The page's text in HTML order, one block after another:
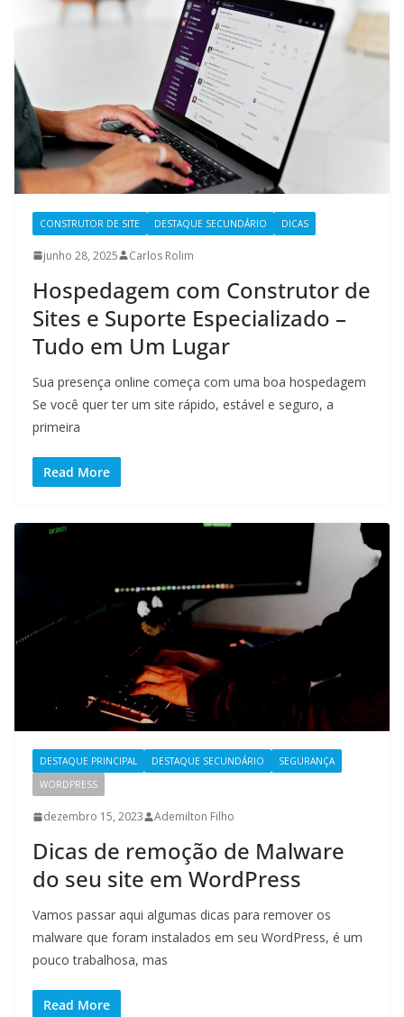
CONSTRUTOR DE SITE DESTAQUE SECUNDÁRIO DICAS
junho 28, 2025 Carlos Rolim
Hospedagem com Construtor de
Sites e Suporte Especializado –
Tudo em Um Lugar
Sua presença online começa com uma boa hospedagem
Se você quer ter um site rápido, estável e seguro, a
primeira
Read More
DESTAQUE PRINCIPAL DESTAQUE SECUNDÁRIO
SEGURANÇA
WORDPRESS
dezembro 15, 2023 Ademilton Filho
Dicas de remoção de Malware
do seu site em WordPress
Vamos passar aqui algumas dicas para remover os
malware que foram instalados em seu WordPress, é um
pouco trabalhosa, mas
Read More